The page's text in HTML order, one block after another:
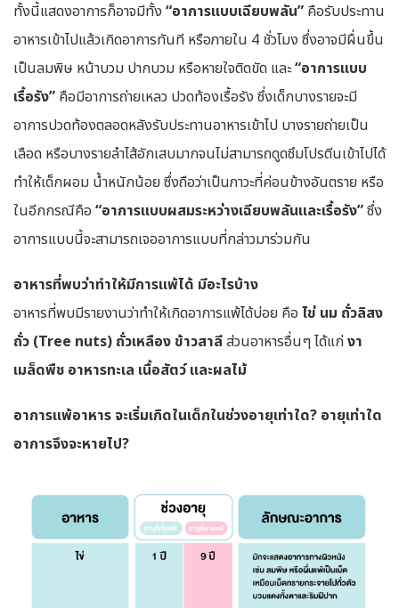
ทั้งนี้แสดงอาการก็อาจมีทั้ง “อาการแบบเฉียบพลัน” คือรับประทาน
อาหารเข้าไปแล้วเกิดอาการทันที หรือภายใน 4 ชั่วโมง ซึ่งอาจมีผื่นขึ้น
เป็นลมพิษ หน้าบวม ปากบวม หรือหายใจติดขัด และ“อาการแบบ
เรื้อรัง” คือมีอาการถ่ายเหลว ปวดท้องเรื้อรัง ซึ่งเด็กบางรายจะมี
อาการปวดท้องตลอดหลังรับประทานอาหารเข้าไป บางรายถ่ายเป็น
เลือด หรือบางรายลำไส้อักเสบมากจนไม่สามารถดูดซึมโปรตีนเข้าไปได้
ทำให้เด็กผอม น้ำหนักน้อย ซึ่งถือว่าเป็นภาวะที่ค่อนข้างอันตราย หรือ
ในอีกกรณีคือ “อาการแบบผสมระหว่างเฉียบพลันและเรื้อรัง”ซึ่ง
อาการแบบนี้จะสามารถเจออาการแบบที่กล่าวมาร่วมกัน
อาหารที่พบว่าทำให้มีการแพ้ได้ มีอะไรบ้าง
อาหารที่พบมีรายงานว่าทำให้เกิดอาการแพ้ได้บ่อย คือ ไข่ นม ถั่วลิสง
ถั่ว (Tree nuts) ถั่วเหลือง ข้าวสาลีส่วนอาหารอื่นๆ ได้แก่งา
เมล็ดพืช อาหารทะเล เนื้อสัตว์ และผลไม้
อาการแพ้อาหาร จะเริ่มเกิดในเด็กในช่วงอายุเท่าใด? อายุเท่าใด
อาการจึงจะหายไป?